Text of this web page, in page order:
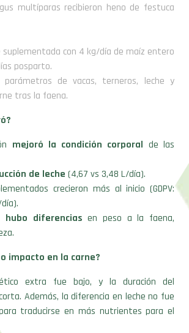
multíparas recibieron heno de festuca
con 4 kg/día de maíz entero
posparto.
parámetros de vacas, terneros, leche y
tras la faena.
mejoró la condición corporal de las
de leche (4,67 vs 3,48 L/día).
crecieron más al inicio (GDPV:
hubo diferencias en peso a la faena,
impacto en la carne?
extra fue bajo, y la duración del
Además, la diferencia en leche no fue
traducirse en más nutrientes para el